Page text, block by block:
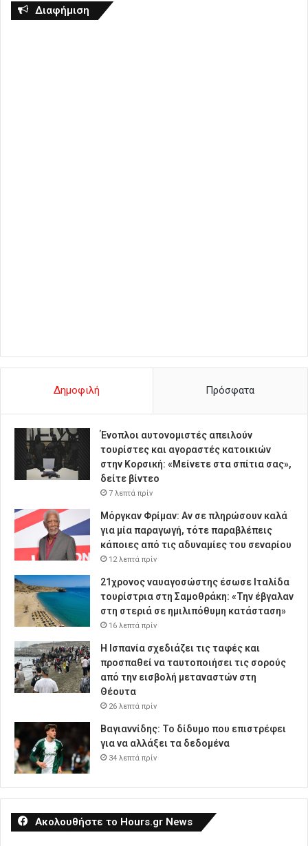
Διαφήμιση
Δημοφιλή Πρόσφατα
Ένοπλοι αυτονομιστές απειλούν
τουρίστες και αγοραστές κατοικιών
στην Κορσική: «Μείνετε στα σπίτια σας»,
δείτε βίντεο
7 λεπτά πρίν
Μόργκαν Φρίμαν: Αν σε πληρώσουν καλά
για μία παραγωγή, τότε παραβλέπεις
κάποιες από τις αδυναμίες του σεναρίου
12 λεπτά πρίν
21χρονος ναυαγοσώστης έσωσε Ιταλίδα
τουρίστρια στη Σαμοθράκη: «Την έβγαλαν
στη στεριά σε ημιλιπόθυμη κατάσταση»
16 λεπτά πρίν
Η Ισπανία σχεδιάζει τις ταφές και
προσπαθεί να ταυτοποιήσει τις σορούς
από την εισβολή μεταναστών στη
Θέουτα
26 λεπτά πρίν
Βαγιαννίδης: Το δίδυμο που επιστρέφει
για να αλλάξει τα δεδομένα
34 λεπτά πρίν
Ακολουθήστε το Hours.gr News